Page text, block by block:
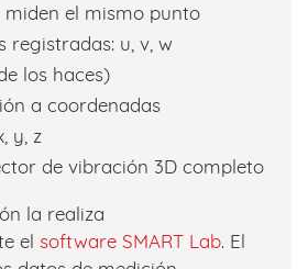
miden el mismo punto
registradas: u, v, w
los haces)
a coordenadas
y, z
de vibración 3D completo
la realiza
el software SMART Lab. El